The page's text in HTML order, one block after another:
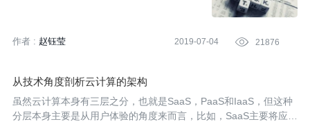
作者 : 赵钰莹 2019-07-04  21876
从技术角度剖析云计算的架构
虽然云计算本身有三层之分，也就是SaaS，PaaS和IaaS，但这种
分层本身主要是从用户体验的角度来而言，比如，SaaS主要将应用